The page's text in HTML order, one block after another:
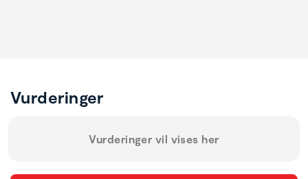
Vurderinger
Vurderinger vil vises her